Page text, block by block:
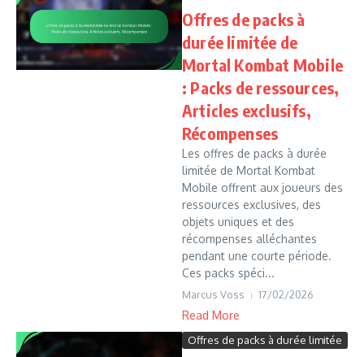
Offres de packs à
durée limitée de
Mortal Kombat Mobile
: Packs de ressources,
Articles exclusifs,
Récompenses
Les offres de packs à durée
limitée de Mortal Kombat
Mobile offrent aux joueurs des
ressources exclusives, des
objets uniques et des
récompenses alléchantes
pendant une courte période.
Ces packs spéci...
Marcus Voss 17/02/2026
Read More
Offres de packs à durée limitée